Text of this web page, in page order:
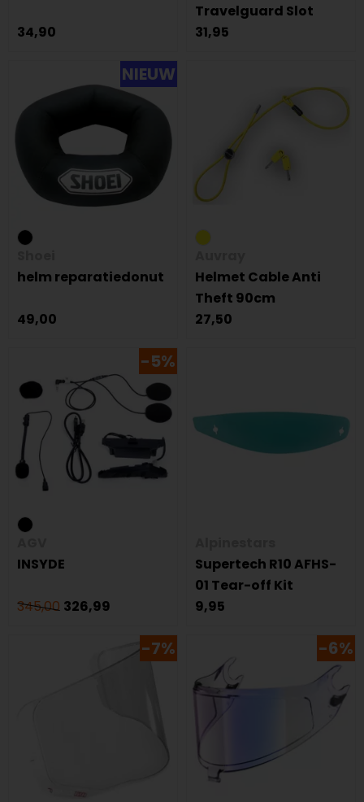
34,90
Travelguard Slot
31,95
NIEUW
helm reparatiedonut
49,00
Helmet Cable Anti
Theft 90cm
27,50
-5%
INSYDE
345,00 326,99
Supertech R10 AFHS-
01 Tear-off Kit
9,95
-7% -6%